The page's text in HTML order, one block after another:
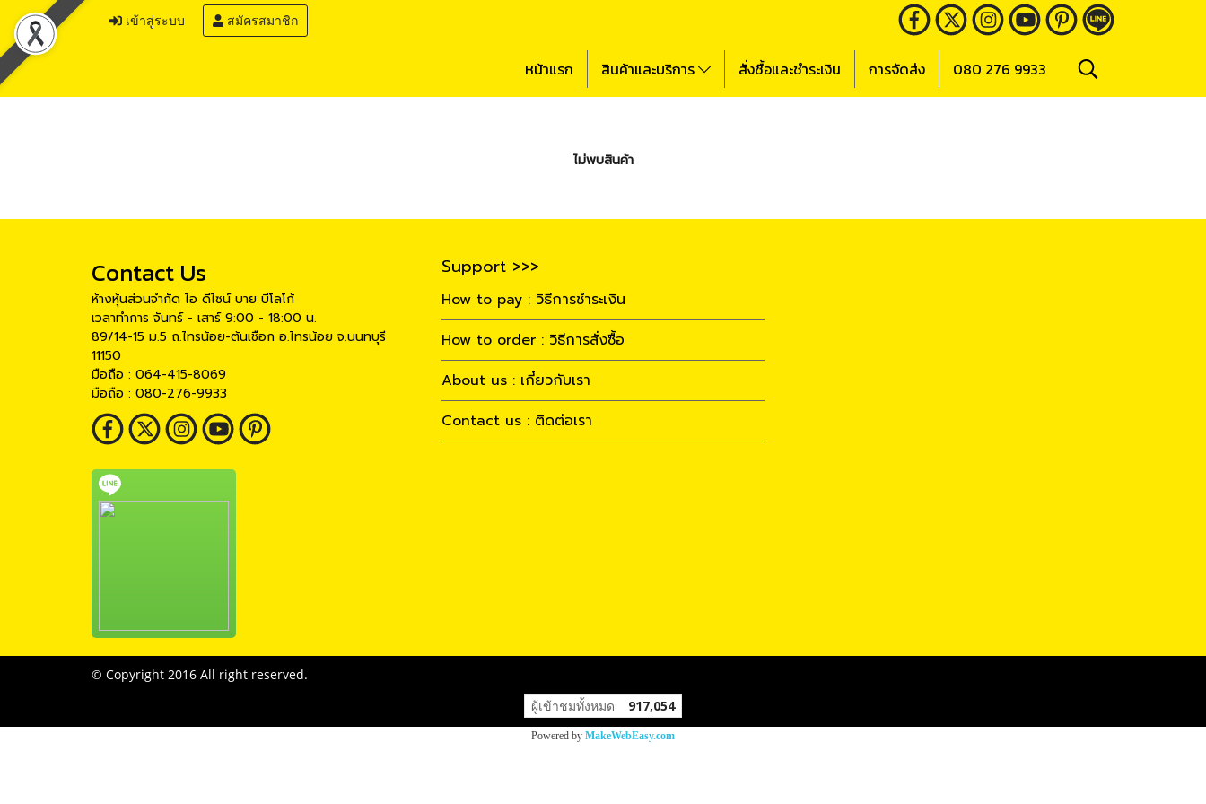
เข้าสู่ระบบ สมัครสมาชิก
หน้าแรก สินค้าและบริการ สั่งซื้อและชำระเงิน การจัดส่ง 080 276 9933
ไม่พบสินค้า
Contact Us
ห้างหุ้นส่วนจำกัด ไอ ดีไซน์ บาย บีโลโก้
เวลาทำการ จันทร์ - เสาร์ 9:00 - 18:00 น.
89/14-15 ม.5 ถ.ไทรน้อย-ต้นเชือก อ.ไทรน้อย จ.นนทบุรี
11150
มือถือ : 064-415-8069
มือถือ : 080-276-9933
Support >>>
How to pay : วิธีการชำระเงิน
How to order : วิธีการสั่งซื้อ
About us : เกี๋ยวกับเรา
Contact us : ติดต่อเรา
© Copyright 2016 All right reserved.
ผู้เข้าชมทั้งหมด
917,054
Powered by MakeWebEasy.com